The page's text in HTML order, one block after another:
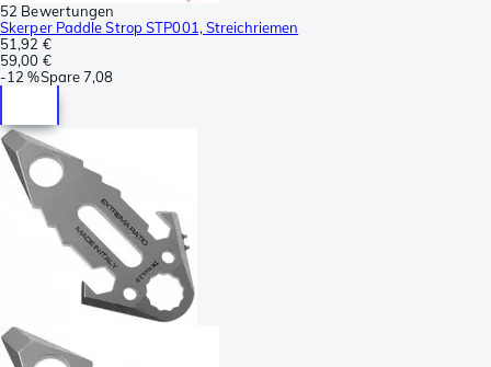
52 Bewertungen
Skerper Paddle Strop STP001, Streichriemen
51,92 €
59,00 €
-12 %Spare7,08